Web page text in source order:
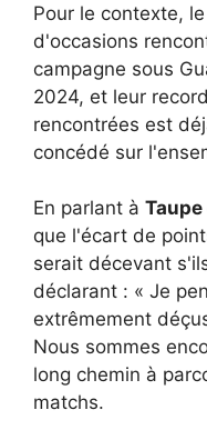
Pour le contexte,
d'occasions
campagne sous
2024, et leur
rencontrées est
concédé sur
En parlant à
que l'écart de
serait décevant
déclarant : « Je
extrêmement
Nous sommes
long chemin à
matchs.